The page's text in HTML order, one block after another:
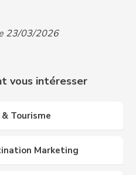
nous
education.com
23/03/2026
vous intéresser
Tourisme
Marketing